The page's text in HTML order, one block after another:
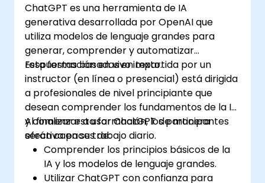
ChatGPT es una herramienta de IA
generativa desarrollada por OpenAI que
utiliza modelos de lenguaje grandes para
generar, comprender y automatizar
respuestas basadas en texto.
Esta formación en vivo impartida por un
instructor (en línea o presencial) está dirigida
a profesionales de nivel principiante que
desean comprender los fundamentos de la IA
y comenzar a usar ChatGPT de manera
efectiva en su trabajo diario.
Al finalizar esta formación, los participantes
serán capaces de:
Comprender los principios básicos de la
IA y los modelos de lenguaje grandes.
Utilizar ChatGPT con confianza para